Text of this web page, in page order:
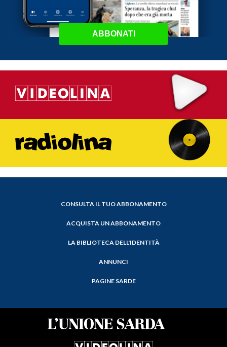
ABBONATI
CONSULTA IL TUO ABBONAMENTO
ACQUISTA UN ABBONAMENTO
LA BIBLIOTECA DELL'IDENTITÀ
ANNUNCI
PAGINE SARDE